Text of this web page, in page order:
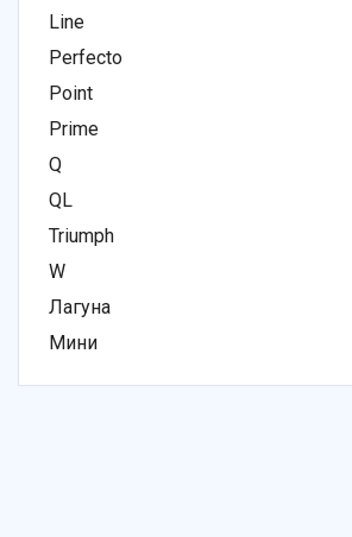
Line
Perfecto
Point
Prime
Q
QL
Triumph
W
Лагуна
Мини